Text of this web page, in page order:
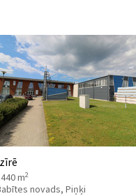
m2
novads, Piņķi